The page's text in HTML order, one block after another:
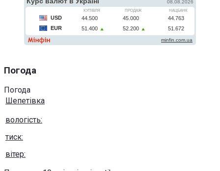
Погода
Погода
Шепетівка
вологість:
тиск:
вітер: